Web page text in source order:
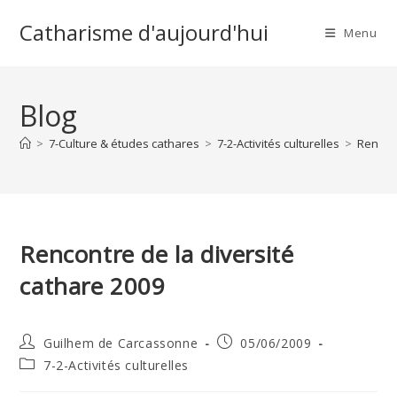
Catharisme d'aujourd'hui Menu
Blog
> 7-Culture & études cathares > 7-2-Activités culturelles >
Rencontre de la diversité
cathare 2009
Auteur/autrice
de
la
Guilhem de Carcassonne
Publication
05/06/2009
Post7-2-Activités culturelles